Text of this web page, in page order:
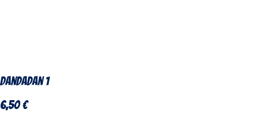
DanDaDan 1
6,50€